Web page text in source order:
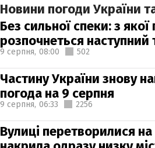
Новини погоди України
Без сильної спеки: з якої
розпочнеться
9 серпня, 08:00 502
Частину України знову
погода на 9 серпня
9 серпня, 06:33 2256
Вулиці перетворилися на